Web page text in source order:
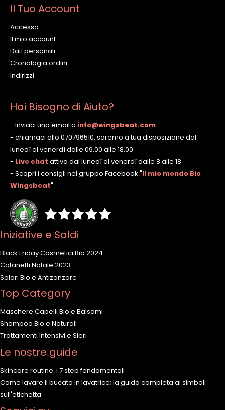
Il Tuo Account
Accesso
Il mio account
Dati personali
Cronologia ordini
Indirizzi
Hai Bisogno di Aiuto?
- Inviaci una email a info@wingsbeat.com
- chiamaci allo 070796510, saremo a tua disposizione dal
lunedì al venerdì dalle 09.00 alle 18.00
- Live chat attiva dal lunedì al venerdì dalle 8 alle 18
- Scopri i consigli nel gruppo Facebook "Il mio mondo Bio
Wingsbeat"
Iniziative e Saldi
Black Friday Cosmetici Bio 2024
Cofanetti Natale 2023
Solari Bio e Antizanzare
Top Category
Maschere Capelli Bio e Balsami
Shampoo Bio e Naturali
Trattamenti Intensivi e Sieri
Le nostre guide
Skincare routine: i 7 step fondamentali
Come lavare il bucato in lavatrice; la guida completa ai simboli
sull'etichetta